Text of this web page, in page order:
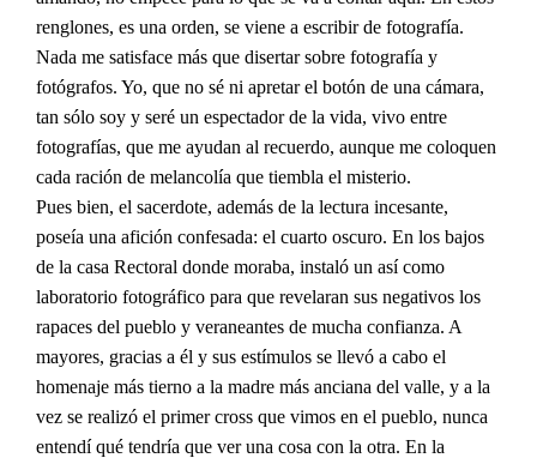
renglones, es una orden, se viene a escribir de fotografía.
Nada me satisface más que disertar sobre fotografía y
fotógrafos. Yo, que no sé ni apretar el botón de una cámara,
tan sólo soy y seré un espectador de la vida, vivo entre
fotografías, que me ayudan al recuerdo, aunque me coloquen
cada ración de melancolía que tiembla el misterio.
Pues bien, el sacerdote, además de la lectura incesante,
poseía una afición confesada: el cuarto oscuro. En los bajos
de la casa Rectoral donde moraba, instaló un así como
laboratorio fotográfico para que revelaran sus negativos los
rapaces del pueblo y veraneantes de mucha confianza. A
mayores, gracias a él y sus estímulos se llevó a cabo el
homenaje más tierno a la madre más anciana del valle, y a la
vez se realizó el primer cross que vimos en el pueblo, nunca
entendí qué tendría que ver una cosa con la otra. En la